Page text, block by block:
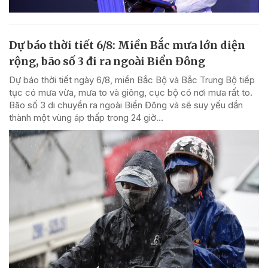
Dự báo thời tiết 6/8: Miền Bắc mưa lớn diện
rộng, bão số 3 đi ra ngoài Biển Đông
Dự báo thời tiết ngày 6/8, miền Bắc Bộ và Bắc Trung Bộ tiếp
tục có mưa vừa, mưa to và giông, cục bộ có nơi mưa rất to.
Bão số 3 di chuyển ra ngoài Biển Đông và sẽ suy yếu dần
thành một vùng áp thấp trong 24 giờ...